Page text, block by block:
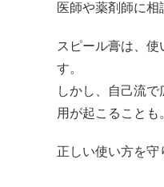
医師や薬剤師に相
スピール膏は、
す。
しかし、自己流
用が起こることも
正しい使い方を守